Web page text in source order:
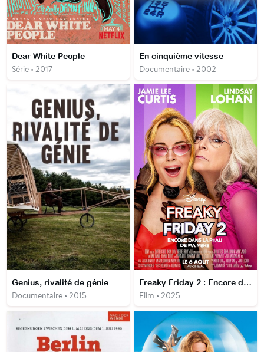
Dear White People
Série • 2017
En cinquième vitesse
Documentaire • 2002
Genius, rivalité de génie
Documentaire • 2015
Freaky Friday 2 : Encore dans la peau de ma mère
Film • 2025